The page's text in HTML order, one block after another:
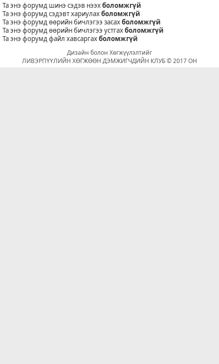
Та энэ форумд шинэ сэдэв нээхболомжгүй
Та энэ форумд сэдэвт хариулахболомжгүй
Та энэ форумд өөрийн бичлэгээ засахболомжгүй
Та энэ форумд өөрийн бичлэгээ устгахболомжгүй
Та энэ форумд файл хавсаргахболомжгүй
Дизайн болон Хөгжүүлэлтийг
ЛИВЭРПҮҮЛИЙН ХӨГЖӨӨН ДЭМЖИГЧДИЙН КЛУБ © 2017 ОН